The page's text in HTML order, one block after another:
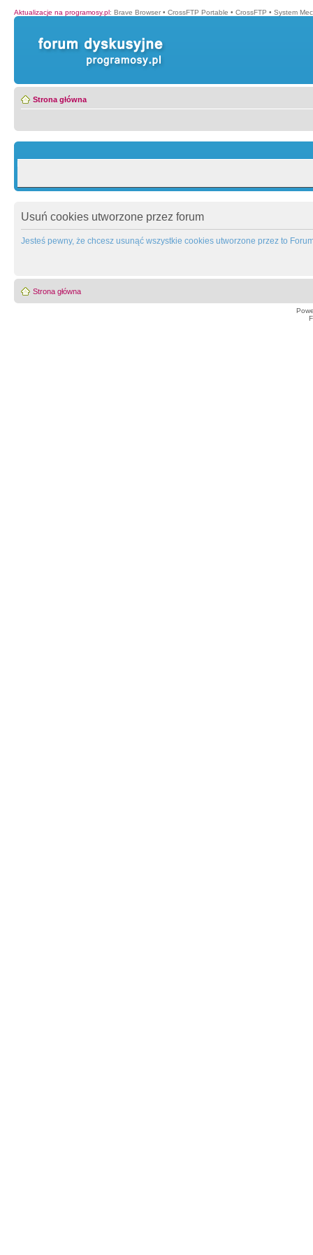
Aktualizacje na programosy.pl: Brave Browser • CrossFTP Portable • CrossFTP • System
Strona główna
Usuń cookies utworzone przez forum
Jesteś pewny, że chcesz usunąć wszystkie cookies utworzone przez to
Strona główna